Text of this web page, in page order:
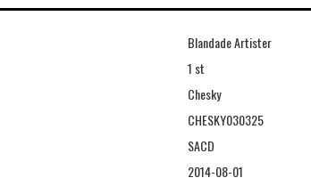
Blandade Artister
1 st
Chesky
CHESKY030325
SACD
2014-08-01